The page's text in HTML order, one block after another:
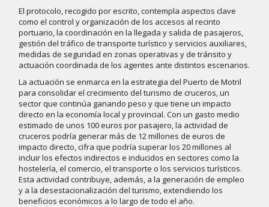
El protocolo, recogido por escrito, contempla aspectos clave
como el control y organización de los accesos al recinto
portuario, la coordinación en la llegada y salida de pasajeros,
gestión del tráfico de transporte turístico y servicios auxiliares,
medidas de seguridad en zonas operativas y de tránsito y
actuación coordinada de los agentes ante distintos escenarios.
La actuación se enmarca en la estrategia del Puerto de Motril
para consolidar el crecimiento del turismo de cruceros, un
sector que continúa ganando peso y que tiene un impacto
directo en la economía local y provincial. Con un gasto medio
estimado de unos 100 euros por pasajero, la actividad de
cruceros podría generar más de 12 millones de euros de
impacto directo, cifra que podría superar los 20 millones al
incluir los efectos indirectos e inducidos en sectores como la
hostelería, el comercio, el transporte o los servicios turísticos.
Esta actividad contribuye, además, a la generación de empleo
y a la desestacionalización del turismo, extendiendo los
beneficios económicos a lo largo de todo el año.